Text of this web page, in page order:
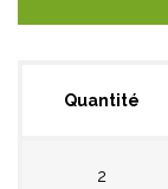
Quantité
2